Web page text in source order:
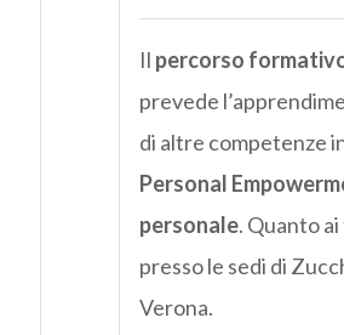
Il percorso
prevede
di altre competenze
Personal
personale. Quanto
presso le sedi di
Verona.